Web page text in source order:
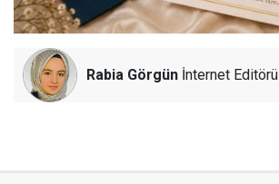
Rabia Görgün İnternet Editörü